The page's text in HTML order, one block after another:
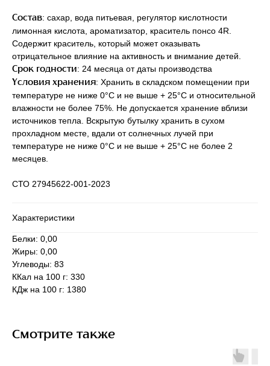
Состав: сахар, вода питьевая, регулятор кислотности
лимонная кислота, ароматизатор, краситель понсо 4R.
Содержит краситель, который может оказывать
отрицательное влияние на активность и внимание детей.
Срок годности: 24 месяца от даты производства
Условия хранения: Хранить в складском помещении при
температуре не ниже 0°С и не выше + 25°С и относительной
влажности не более 75%. Не допускается хранение вблизи
источников тепла. Вскрытую бутылку хранить в сухом
прохладном месте, вдали от солнечных лучей при
температуре не ниже 0°С и не выше + 25°С не более 2
месяцев.
СТО 27945622-001-2023
Характеристики
Белки: 0,00
Жиры: 0,00
Углеводы: 83
ККал на 100 г: 330
КДж на 100 г: 1380
Смотрите также